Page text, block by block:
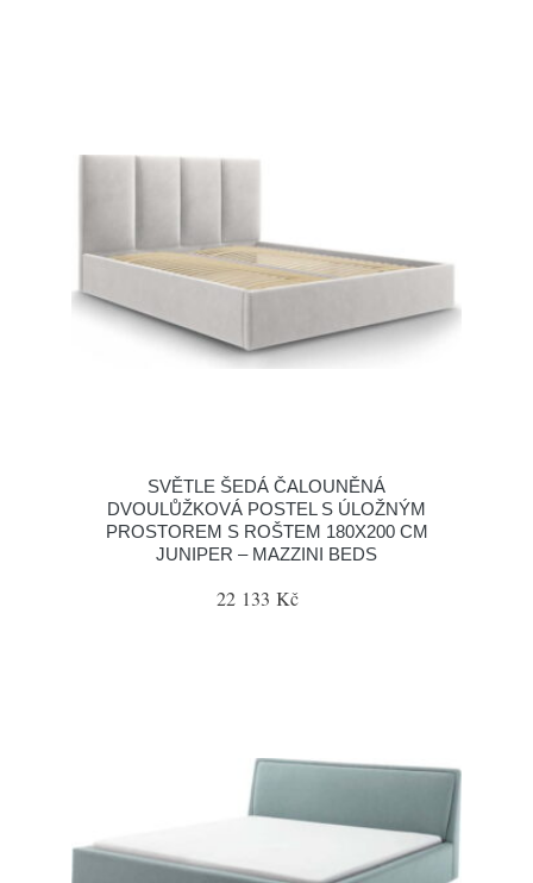
SVĚTLE ŠEDÁ ČALOUNĚNÁ
DVOULŮŽKOVÁ POSTEL S ÚLOŽNÝM
PROSTOREM S ROŠTEM 180X200 CM
JUNIPER – MAZZINI BEDS
22 133 Kč